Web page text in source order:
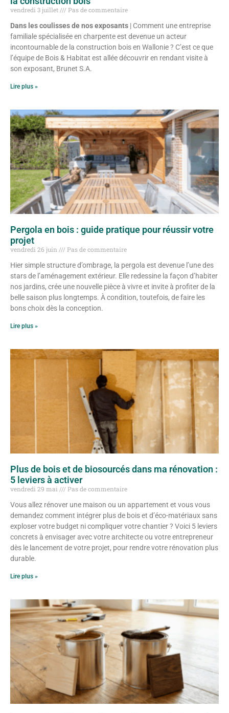
vendredi 3 juillet
Pas de commentaire
Dans les coulisses de nos exposants | Comment une entreprise
familiale spécialisée en charpente est devenue un acteur
incontournable de la construction bois en Wallonie ? C’est ce que
l’équipe de Bois & Habitat est allée découvrir en rendant visite à
son exposant, Brunet S.A.
Lire plus »
Pergola en bois : guide pratique pour réussir votre
projet
vendredi 26 juin
Pas de commentaire
Hier simple structure d’ombrage, la pergola est devenue l’une des
stars de l’aménagement extérieur. Elle redessine la façon d’habiter
nos jardins, crée une nouvelle pièce à vivre et invite à profiter de la
belle saison plus longtemps. À condition, toutefois, de faire les
bons choix dès la conception.
Lire plus »
Plus de bois et de biosourcés dans ma rénovation :
5 leviers à activer
vendredi 29 mai
Pas de commentaire
Vous allez rénover une maison ou un appartement et vous vous
demandez comment intégrer plus de bois et d’éco-matériaux sans
exploser votre budget ni compliquer votre chantier ? Voici 5 leviers
concrets à envisager avec votre architecte ou votre entrepreneur
dès le lancement de votre projet, pour rendre votre rénovation plus
durable.
Lire plus »